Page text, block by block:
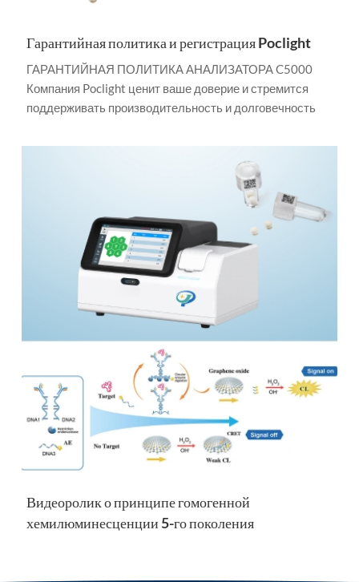
Гарантийная политика и регистрация Poclight
ГАРАНТИЙНАЯ ПОЛИТИКА АНАЛИЗАТОРА C5000
Компания Poclight ценит ваше доверие и стремится
поддерживать производительность и долговечность
гарантия определяет условия предоставления
гарантии, а также обязанности клиента по обеспечению
надлежащего обслуживания и ухода за устройством.
Ограниченное гарантийное покрытие В течение
гарантийного срока компания Poclight бесплатно
отремонтирует или заменит любую деталь, признанную
дефектной и подпадающую под действие данной
гарантии. В зависимости от характера проблемы
Poclight может предоставить новый,
отремонтированный или повторно сертифицированный
сменный блок по гарантии Poclight. Анализаторы
Poclight C5000 гарантируют отсутствие дефектов
материалов и изготовления в течение одного (1) года.
Гарантия предоставляется первоначальному
покупателю и/или его агентам и не подлежит передаче.
Исключения из гарантии Данная гарантия не
распространяется на: Повреждения, возникшие в
результате неправильного использования,
физического насилия Несанкционированная
модификация, вмешательство или попытка ремонта
Видеоролик о принципе гомогенной
хемилюминесценции 5-го поколения